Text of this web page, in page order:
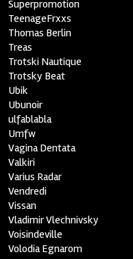
Superpromotion
TeenageFrxxs
Thomas Berlin
Treas
Trotski Nautique
Trotsky Beat
Ubik
Ubunoir
ulfablabla
Umfw
Vagina Dentata
Valkiri
Varius Radar
Vendredi
Vissan
Vladimir Vlechnivsky
Voisindeville
Volodia Egnarom